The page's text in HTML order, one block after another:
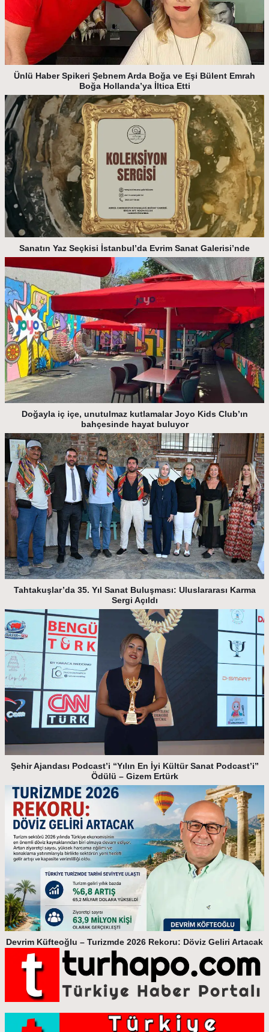
Ünlü Haber Spikeri Şebnem Arda Boğa ve Eşi Bülent Emrah
Boğa Hollanda’ya İltica Etti
Sanatın Yaz Seçkisi İstanbul’da Evrim Sanat Galerisi’nde
Doğayla iç içe, unutulmaz kutlamalar Joyo Kids Club’ın
bahçesinde hayat buluyor
Tahtakuşlar’da 35. Yıl Sanat Buluşması: Uluslararası Karma
Sergi Açıldı
Şehir Ajandası Podcast’i “Yılın En İyi Kültür Sanat Podcast’i”
Ödülü – Gizem Ertürk
Devrim Küfteoğlu – Turizmde 2026 Rekoru: Döviz Geliri Artacak